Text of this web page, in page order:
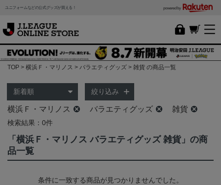
ユニフォームなどの公式グッズが買える！ powered by
TOP 横浜Ｆ・マリノス バラエティグッズ 雑貨 の商品一覧
絞り込み
横浜Ｆ・マリノス バラエティグッズ 雑貨
検索結果：0件
「横浜Ｆ・マリノス バラエティグッズ 雑貨」の商
品一覧
条件に一致する商品が見つかりませんでした。